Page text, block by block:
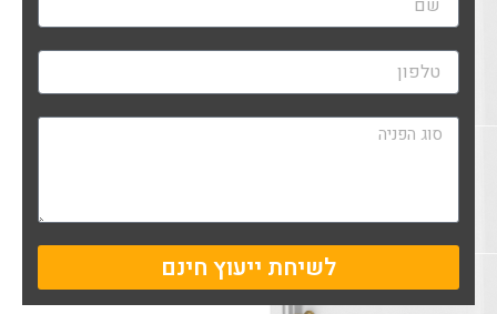
ט
וה
ה
לשיחת ייעוץ חינם